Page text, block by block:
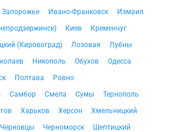
Запорожье Ивано-Франковск
Измаил
Киев
Кременчуг
(Кировоград) Лозовая
Лубны
Никополь Обухов
Одесса
Полтава
Ровно
Самбор Смела Сумы
Тернополь
Харьков Херсон
Хмельницкий
Черновцы Черноморск Шептицкий